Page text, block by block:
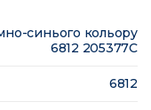
синього кольору
6812 205377C
6812